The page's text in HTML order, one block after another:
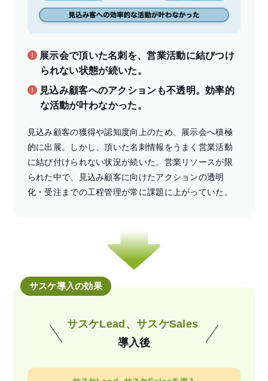
展示会で頂いた名刺を、営業活動に結びつけ
られない状態が続いた。
見込み顧客へのアクションも不透明。効率的
な活動が叶わなかった。
見込み顧客の獲得や認知度向上のため、展示会へ積極
的に出展。しかし、頂いた名刺情報をうまく営業活動
に結び付けられない状況が続いた。営業リソースが限
られた中で、見込み顧客に向けたアクションの透明
化・受注までの工程管理が常に課題に上がっていた。
サスケ導入の効果
サスケLead、サスケSales
導入後